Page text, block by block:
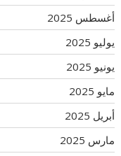
أغسطس 2025
يوليو 2025
يونيو 2025
مايو 2025
أبريل 2025
مارس 2025